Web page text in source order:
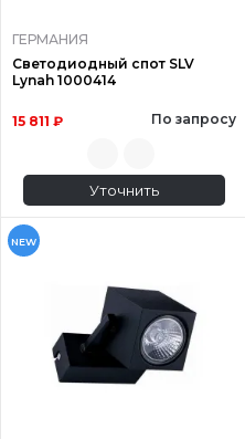
ГЕРМАНИЯ
Светодиодный спот SLV
Lynah 1000414
15 811 ₽ По запросу
Уточнить
NEW